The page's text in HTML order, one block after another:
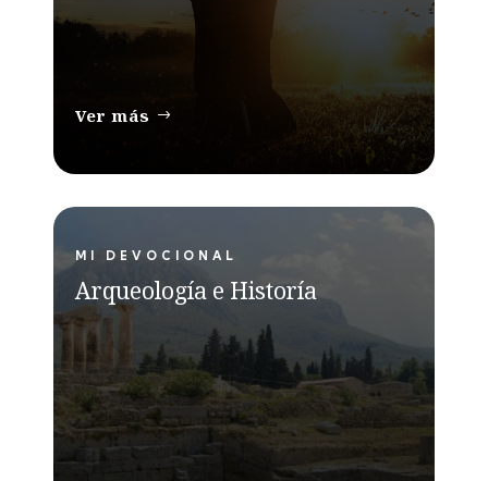
Ver más
MI DEVOCIONAL
Arqueología e Historía